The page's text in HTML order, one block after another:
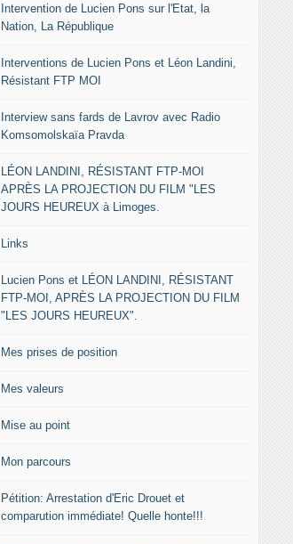
Intervention de Lucien Pons sur l'Etat, la
Nation, La République
Interventions de Lucien Pons et Léon Landini,
Résistant FTP MOI
Interview sans fards de Lavrov avec Radio
Komsomolskaïa Pravda
LÉON LANDINI, RÉSISTANT FTP-MOI
APRÈS LA PROJECTION DU FILM "LES
JOURS HEUREUX à Limoges.
Links
Lucien Pons et LÉON LANDINI, RÉSISTANT
FTP-MOI, APRÈS LA PROJECTION DU FILM
"LES JOURS HEUREUX".
Mes prises de position
Mes valeurs
Mise au point
Mon parcours
Pétition: Arrestation d'Eric Drouet et
comparution immédiate! Quelle honte!!!